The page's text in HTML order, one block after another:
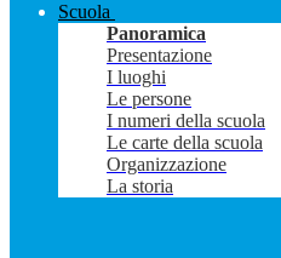
Scuola
Panoramica
Presentazione
I luoghi
Le persone
I numeri della scuola
Le carte della scuola
Organizzazione
La storia